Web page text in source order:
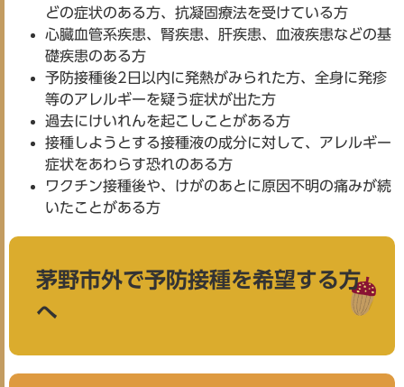
どの症状のある方、抗凝固療法を受けている方
心臓血管系疾患、腎疾患、肝疾患、血液疾患などの基
礎疾患のある方
予防接種後2日以内に発熱がみられた方、全身に発疹
等のアレルギーを疑う症状が出た方
過去にけいれんを起こしことがある方
接種しようとする接種液の成分に対して、アレルギー
症状をあわらす恐れのある方
ワクチン接種後や、けがのあとに原因不明の痛みが続
いたことがある方
茅野市外で予防接種を希望する方
へ